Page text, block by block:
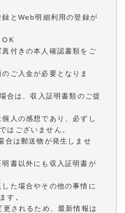
とWeb明細利用の登録が
OK
付きの本人確認書類をご
ご入金が必要となりま
合は、収入証明書類のご提
人の感想であり、必ずし
はございません。
合は郵送物が発生しませ
書以外にも収入証明書が
た場合やその他の事情に
す。
されるため、最新情報は